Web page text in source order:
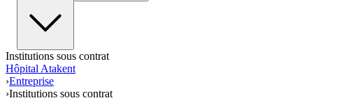
Institutions sous contrat
Hôpital Atakent
›Entreprise
›Institutions sous contrat